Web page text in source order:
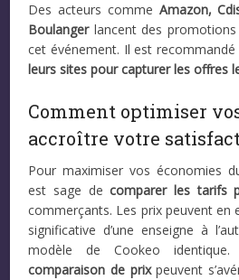
Des acteurs comme Amazon,
Boulangerlancent des
cet événement. Il est
leurs sites pour capturer les offres
Comment optimiser
accroître votre
Pour maximiser vos économies
est sage decomparer les tarifs
commerçants. Les prix peuvent en
significative d’une enseigne à
modèle de Cookeo
comparaison de prixpeuvent